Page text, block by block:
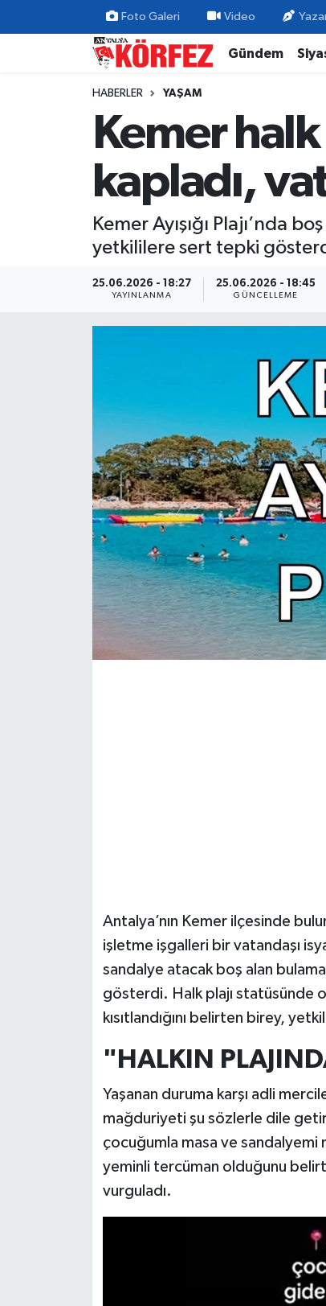
Foto Galeri Video
Gündem
HABERLER YAŞAM
Kemer
kapladı,
Kemer Ayışığı Plajı’nda
yetkililere sert tepki
25.06.2026 - 18:27
YAYINLANMA
25.06.2026 - 18:45
GÜNCELLEME
Antalya’nın Kemer ilçesinde
işletme işgalleri bir vatandaşı
sandalye atacak boş alan
gösterdi. Halk plajı statüsünde
kısıtlandığını belirten birey,
"HALKIN
Yaşanan duruma karşı adli
mağduriyeti şu sözlerle dile
çocuğumla masa ve sandalyemi
yeminli tercüman olduğunu
vurguladı.
Gündem
Yerel Yönetim
Magazin
Kültür ve Sanat
Nöbetçi Eczaneler
Trafik Durumu
Süper Lig Puan Durumu ve Fikstür
Tüm Manşetler